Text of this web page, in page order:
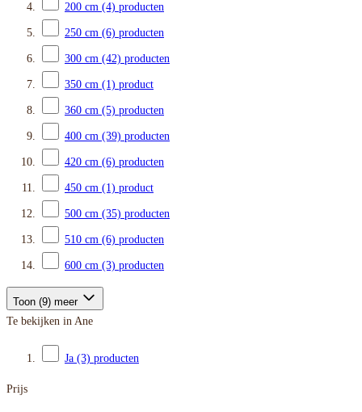
200 cm (4) producten
250 cm (6) producten
300 cm (42) producten
350 cm (1) product
360 cm (5) producten
400 cm (39) producten
420 cm (6) producten
450 cm (1) product
500 cm (35) producten
510 cm (6) producten
600 cm (3) producten
Toon (9) meer
Te bekijken in Ane
Ja (3) producten
Prijs